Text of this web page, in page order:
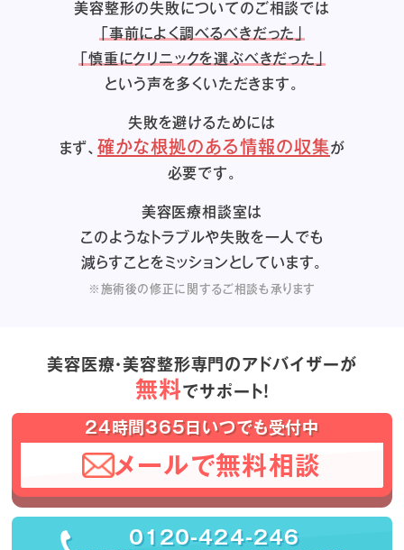
美容整形の失敗についてのご相談では
「事前によく調べるべきだった」
「慎重にクリニックを選ぶべきだった」
という声を多くいただきます。
失敗を避けるためには
まず、確かな根拠のある情報の収集が
必要です。
美容医療相談室は
このようなトラブルや失敗を一人でも
減らすことをミッションとしています。
※施術後の修正に関するご相談も承ります
美容医療・美容整形専門のアドバイザーが
無料でサポート！
24時間365日いつでも受付中
メールで無料相談
0120-424-246